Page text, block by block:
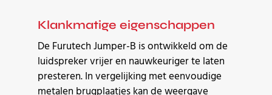
Klankmatige eigenschappen
De Furutech Jumper-B is ontwikkeld om de
luidspreker vrijer en nauwkeuriger te laten
presteren. In vergelijking met eenvoudige
metalen brugplaatjes kan de weergave